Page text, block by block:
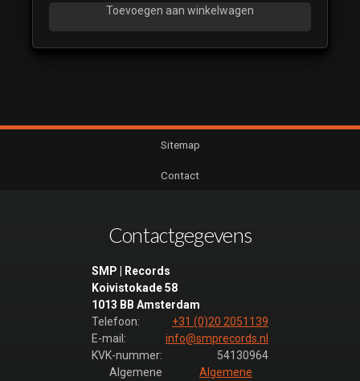
Toevoegen aan winkelwagen
Sitemap
Contact
Contactgegevens
SMP | Records
Koivistokade 58
1013 BB Amsterdam
Telefoon:
+31 (0)20 2051139
E-mail:
info@smprecords.nl
KVK-nummer:
54130964
Algemene
Algemene